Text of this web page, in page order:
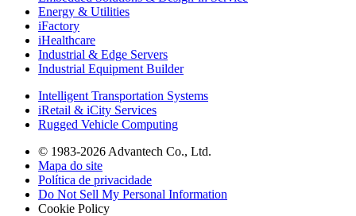
Energy & Utilities
iFactory
iHealthcare
Industrial & Edge Servers
Industrial Equipment Builder
Intelligent Transportation Systems
iRetail & iCity Services
Rugged Vehicle Computing
© 1983-2026 Advantech Co., Ltd.
Mapa do site
Política de privacidade
Do Not Sell My Personal Information
Cookie Policy